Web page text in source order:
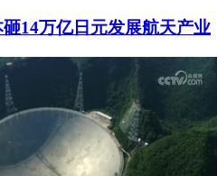
14万亿日元发展航天产业